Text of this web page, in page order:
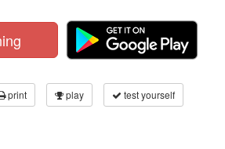
print play test yourself